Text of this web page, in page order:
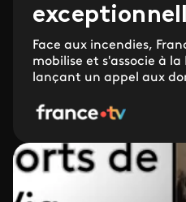
Face aux incendies,
mobilise et s'associe à
lançant un appel aux